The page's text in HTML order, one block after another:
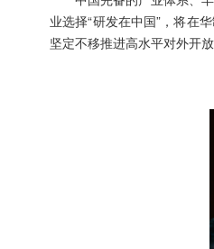
业选择“研发在中国”，将在
坚定不移推进高水平对外开